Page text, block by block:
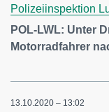
Polizeiinspektion
POL-LWL: Unter
Motorradfahrer
13.10.2020 – 13:02